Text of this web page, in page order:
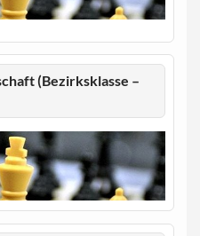
(Bezirksklasse –